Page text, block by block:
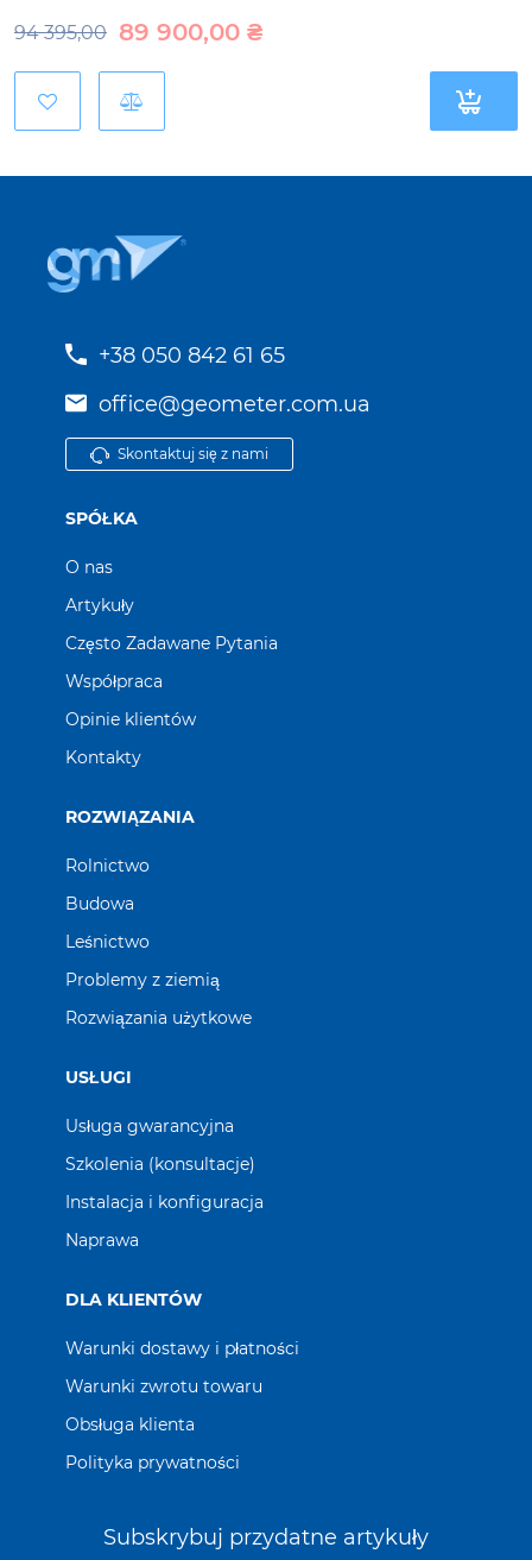
94 395,00 89 900,00 ₴
+38 050 842 61 65
office@geometer.com.ua
Skontaktuj się z nami
SPÓŁKA
O nas
Artykuły
Często Zadawane Pytania
Współpraca
Opinie klientów
Kontakty
ROZWIĄZANIA
Rolnictwo
Budowa
Leśnictwo
Problemy z ziemią
Rozwiązania użytkowe
USŁUGI
Usługa gwarancyjna
Szkolenia (konsultacje)
Instalacja i konfiguracja
Naprawa
DLA KLIENTÓW
Warunki dostawy i płatności
Warunki zwrotu towaru
Obsługa klienta
Polityka prywatności
Subskrybuj przydatne artykuły